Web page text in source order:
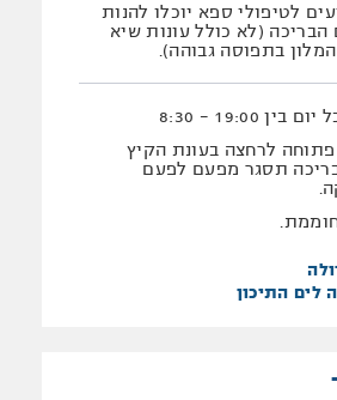
לטיפולי ספא יוכלו להנות
(לא כולל עונות שיא
בתפוסה גבוהה).
יום בין 19:00 - 8:30
לרחצה בעונת הקיץ
תסגר מפעם לפעם
לים התיכון